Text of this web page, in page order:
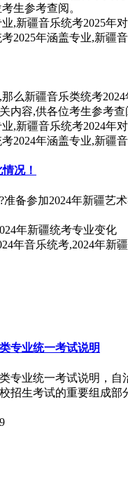
生参考查阅。
2025年涵盖专业,新疆
么新疆音乐类统考
内容,供各位考生参考查
2024年涵盖专业,新疆
况！
备参加2024年新疆
年音乐统考,2024年新
专业统一考试说明
专业统一考试说明，
招生考试的重要组成部